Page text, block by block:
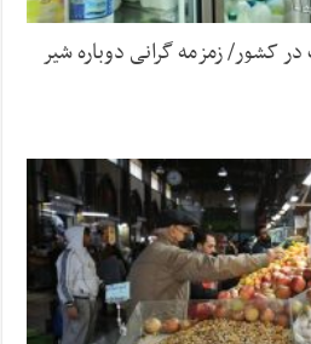
کشور/ زمزمه گرانی دوباره شیر